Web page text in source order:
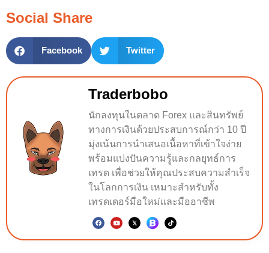
Social Share
Facebook Twitter
Traderbobo
นักลงทุนในตลาด Forex และสินทรัพย์
ทางการเงินด้วยประสบการณ์กว่า 10 ปี
มุ่งเน้นการนำเสนอเนื้อหาที่เข้าใจง่าย
พร้อมแบ่งปันความรู้และกลยุทธ์การ
เทรด เพื่อช่วยให้คุณประสบความสำเร็จ
ในโลกการเงิน เหมาะสำหรับทั้ง
เทรดเดอร์มือใหม่และมืออาชีพ